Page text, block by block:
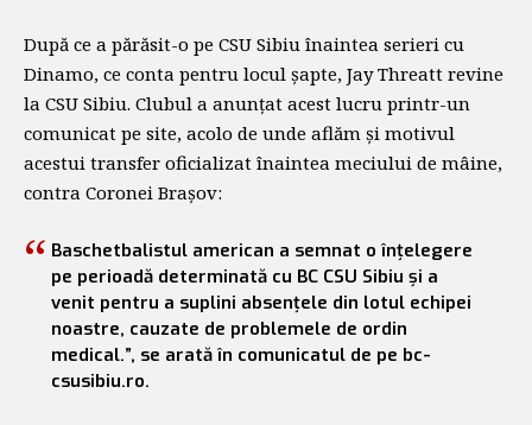
După ce a părăsit-o pe CSU Sibiu înaintea serieri cu
Dinamo, ce conta pentru locul șapte, Jay Threatt revine
la CSU Sibiu. Clubul a anunțat acest lucru printr-un
comunicat pe site, acolo de unde aflăm și motivul
acestui transfer oficializat înaintea meciului de mâine,
contra Coronei Brașov:
Baschetbalistul american a semnat o înțelegere
pe perioadă determinată cu BC CSU Sibiu și a
venit pentru a suplini absențele din lotul echipei
noastre, cauzate de problemele de ordin
medical.”, se arată în comunicatul de pe bc-
csusibiu.ro.